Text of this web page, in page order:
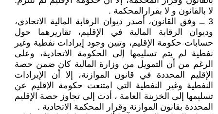
لا بالقانون و لا بقرارالمحكمة .
3 ــ وفق القانون، أصدر ديوان الرقابة المالية الاتحادي،
وديوان الرقابة المالية في الإقليم، تقاريرهما حول
حسابات حكومة الإقليم، وتبين وجود إيرادات نفطية وغير
نفطية لم يتم تسليمها إلى الحكومة الاتحادية، وعلى
الرغم من أن التمويل من وزارة المالية كان ضمن حصة
الإقليم المحددة في قانون الموازنة، إلا أن الإيرادات
النفطية وغير النفطية التي امتنعت حكومة الإقليم عن
تسليمها إلى الخزينة العامة ، أدت إلى تجاوز حصة الإقليم
المحددة بقانون الموازنة وقرار المحكمة الاتحادية .